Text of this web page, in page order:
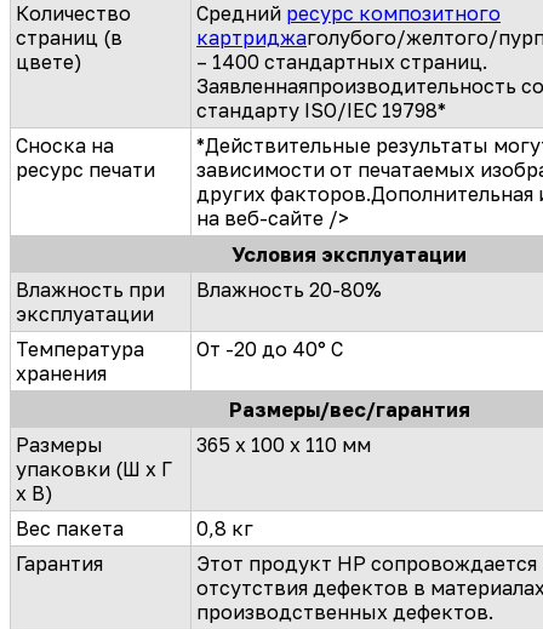
Количество
страниц (в
цвете)
Средний ресурс композитного
картриджаголубого/желтого/
– 1400 стандартных страниц.
Заявленнаяпроизводительность
стандарту ISO/IEC 19798*
Сноска на
ресурс печати
*Действительные результаты
зависимости от печатаемых
других факторов.Дополнительная
на веб-сайте />
Условия эксплуатации
Влажность при
эксплуатации
Влажность 20-80%
Температура
хранения
От -20 до 40° C
Размеры/вес/гарантия
Размеры
упаковки (Ш x Г
x В)
365 x 100 x 110 мм
Вес пакета
0,8 кг
Гарантия
Этот продукт HP сопровождается
отсутствия дефектов в
производственных дефектов.